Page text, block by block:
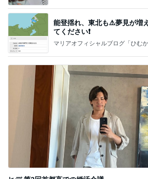
能登揺れ、東北も⚠️夢見が増
てください❗️
マリアオフィシャルブログ「ひむ